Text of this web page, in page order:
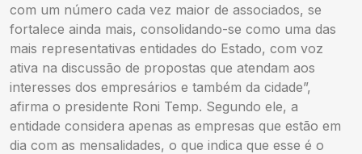
com um número cada vez maior de associados, se
fortalece ainda mais, consolidando-se como uma das
mais representativas entidades do Estado, com voz
ativa na discussão de propostas que atendam aos
interesses dos empresários e também da cidade”,
afirma o presidente Roni Temp. Segundo ele, a
entidade considera apenas as empresas que estão em
dia com as mensalidades, o que indica que esse é o